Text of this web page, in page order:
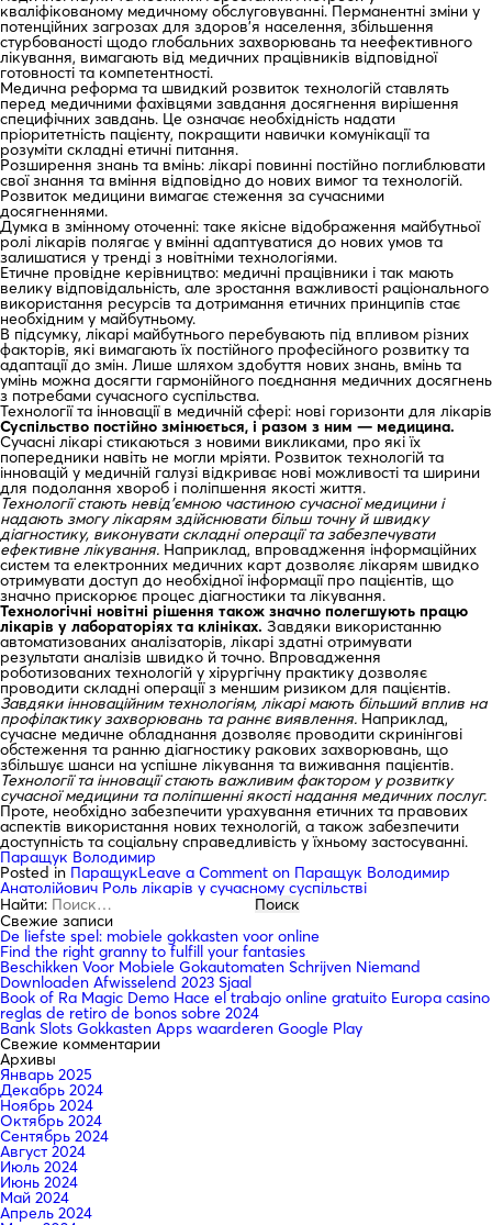
кваліфікованому медичному обслуговуванні. Перманентні зміни у
потенційних загрозах для здоров’я населення, збільшення
стурбованості щодо глобальних захворювань та неефективного
лікування, вимагають від медичних працівників відповідної
готовності та компетентності.
Медична реформа та швидкий розвиток технологій ставлять
перед медичними фахівцями завдання досягнення вирішення
специфічних завдань. Це означає необхідність надати
пріоритетність пацієнту, покращити навички комунікації та
розуміти складні етичні питання.
Розширення знань та вмінь: лікарі повинні постійно поглиблювати
свої знання та вміння відповідно до нових вимог та технологій.
Розвиток медицини вимагає стеження за сучасними
досягненнями.
Думка в змінному оточенні: таке якісне відображення майбутньої
ролі лікарів полягає у вмінні адаптуватися до нових умов та
залишатися у тренді з новітніми технологіями.
Етичне провідне керівництво: медичні працівники і так мають
велику відповідальність, але зростання важливості раціонального
використання ресурсів та дотримання етичних принципів стає
необхідним у майбутньому.
В підсумку, лікарі майбутнього перебувають під впливом різних
факторів, які вимагають їх постійного професійного розвитку та
адаптації до змін. Лише шляхом здобуття нових знань, вмінь та
умінь можна досягти гармонійного поєднання медичних досягнень
з потребами сучасного суспільства.
Технології та інновації в медичній сфері: нові горизонти для лікарів
Суспільство постійно змінюється, і разом з ним — медицина.
Сучасні лікарі стикаються з новими викликами, про які їх
попередники навіть не могли мріяти. Розвиток технологій та
інновацій у медичній галузі відкриває нові можливості та ширини
для подолання хвороб і поліпшення якості життя.
Технології стають невід’ємною частиною сучасної медицини і
надають змогу лікарям здійснювати більш точну й швидку
діагностику, виконувати складні операції та забезпечувати
ефективне лікування. Наприклад, впровадження інформаційних
систем та електронних медичних карт дозволяє лікарям швидко
отримувати доступ до необхідної інформації про пацієнтів, що
значно прискорює процес діагностики та лікування.
Технологічні новітні рішення також значно полегшують працю
лікарів у лабораторіях та клініках. Завдяки використанню
автоматизованих аналізаторів, лікарі здатні отримувати
результати аналізів швидко й точно. Впровадження
роботизованих технологій у хірургічну практику дозволяє
проводити складні операції з меншим ризиком для пацієнтів.
Завдяки інноваційним технологіям, лікарі мають більший вплив на
профілактику захворювань та раннє виявлення. Наприклад,
сучасне медичне обладнання дозволяє проводити скринінгові
обстеження та ранню діагностику ракових захворювань, що
збільшує шанси на успішне лікування та виживання пацієнтів.
Технології та інновації стають важливим фактором у розвитку
сучасної медицини та поліпшенні якості надання медичних послуг.
Проте, необхідно забезпечити урахування етичних та правових
аспектів використання нових технологій, а також забезпечити
доступність та соціальну справедливість у їхньому застосуванні.
Паращук Володимир
Posted in ПаращукLeave a Comment on Паращук Володимир
Анатолійович Роль лікарів у сучасному суспільстві
Найти:
Свежие записи
De liefste spel: mobiele gokkasten voor online
Find the right granny to fulfill your fantasies
Beschikken Voor Mobiele Gokautomaten Schrijven Niemand
Downloaden Afwisselend 2023 Sjaal
Book of Ra Magic Demo Hace el trabajo online gratuito Europa casino
reglas de retiro de bonos sobre 2024
Bank Slots Gokkasten Apps waarderen Google Play
Свежие комментарии
Архивы
Январь 2025
Декабрь 2024
Ноябрь 2024
Октябрь 2024
Сентябрь 2024
Август 2024
Июль 2024
Июнь 2024
Май 2024
Апрель 2024